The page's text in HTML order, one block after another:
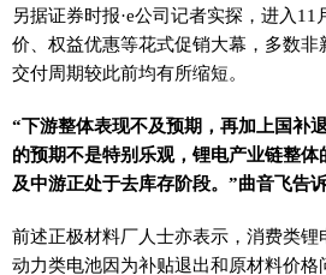
另据证券时报·e公司记者实探，进入
价、权益优惠等花式促销大幕，多数非
交付周期较此前均有所缩短。
“下游整体表现不及预期，再加上国补
的预期不是特别乐观，锂电产业链整
及中游正处于去库存阶段。”曲音飞告
前述正极材料厂人士亦表示，消费类锂
动力类电池因为补贴退出和原材料价